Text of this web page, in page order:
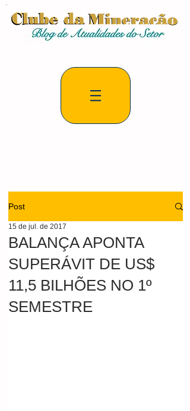
Post
BALANÇA APONTA
SUPERÁVIT DE US$
11,5 BILHÕES NO 1º
SEMESTRE
15 de jul. de 2017